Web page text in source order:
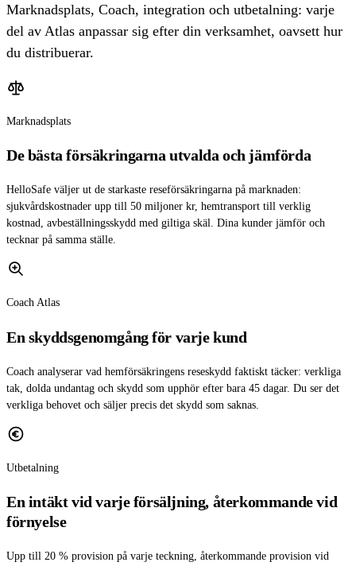
Marknadsplats, Coach, integration och utbetalning: varje
del av Atlas anpassar sig efter din verksamhet, oavsett hur
du distribuerar.
Marknadsplats
De bästa försäkringarna utvalda och jämförda
HelloSafe väljer ut de starkaste reseförsäkringarna på marknaden:
sjukvårdskostnader upp till 50 miljoner kr, hemtransport till verklig
kostnad, avbeställningsskydd med giltiga skäl. Dina kunder jämför och
tecknar på samma ställe.
Coach Atlas
En skyddsgenomgång för varje kund
Coach analyserar vad hemförsäkringens reseskydd faktiskt täcker: verkliga
tak, dolda undantag och skydd som upphör efter bara 45 dagar. Du ser det
verkliga behovet och säljer precis det skydd som saknas.
Utbetalning
En intäkt vid varje försäljning, återkommande vid
förnyelse
Upp till 20 % provision på varje teckning, återkommande provision vid